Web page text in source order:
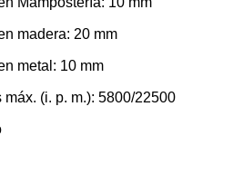
madera: 20 mm
metal: 10 mm
(i. p. m.): 5800/22500